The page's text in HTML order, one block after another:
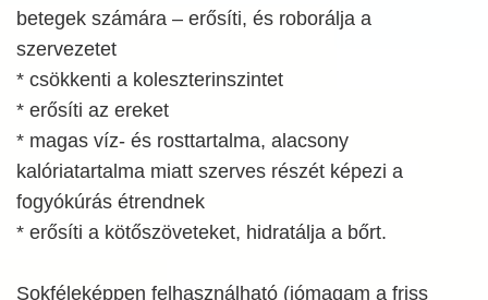
betegek számára – erősíti, és roborálja a
szervezetet
* csökkenti a koleszterinszintet
* erősíti az ereket
* magas víz- és rosttartalma, alacsony
kalóriatartalma miatt szerves részét képezi a
fogyókúrás étrendnek
* erősíti a kötőszöveteket, hidratálja a bőrt.
Sokféleképpen felhasználható (jómagam a friss